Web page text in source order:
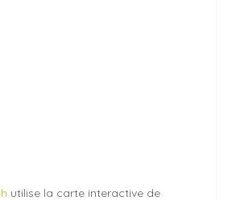
utilise la carte interactive de